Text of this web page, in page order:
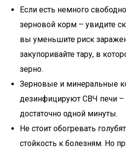
Если есть немного
зерновой корм – увидите
вы уменьшите риск
закупоривайте тару, в
зерно.
Зерновые и минеральные
дезинфицируют СВЧ печи –
достаточно одной минуты.
Не стоит обогревать
стойкость к болезням. Но